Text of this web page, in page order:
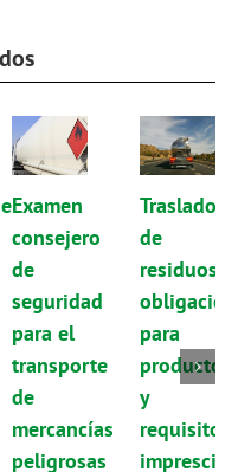
Examen
consejero
de
seguridad
para el
transporte
de
mercancías
peligrosas
Traslado
de
residuos:
para
productores
y
requisitos